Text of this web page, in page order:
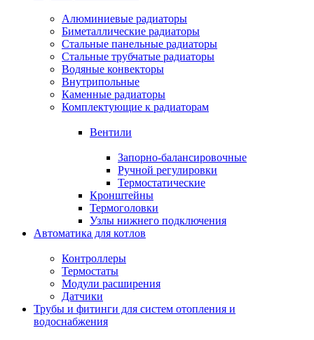
Алюминиевые радиаторы
Биметаллические радиаторы
Стальные панельные радиаторы
Стальные трубчатые радиаторы
Водяные конвекторы
Внутрипольные
Каменные радиаторы
Комплектующие к радиаторам
Вентили
Запорно-балансировочные
Ручной регулировки
Термостатические
Кронштейны
Термоголовки
Узлы нижнего подключения
Автоматика для котлов
Контроллеры
Термостаты
Модули расширения
Датчики
Трубы и фитинги для систем отопления и
водоснабжения